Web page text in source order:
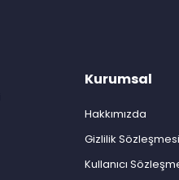
Kurumsal
Hakkımızda
Gizlilik Sözleşmesi
Kullanıcı